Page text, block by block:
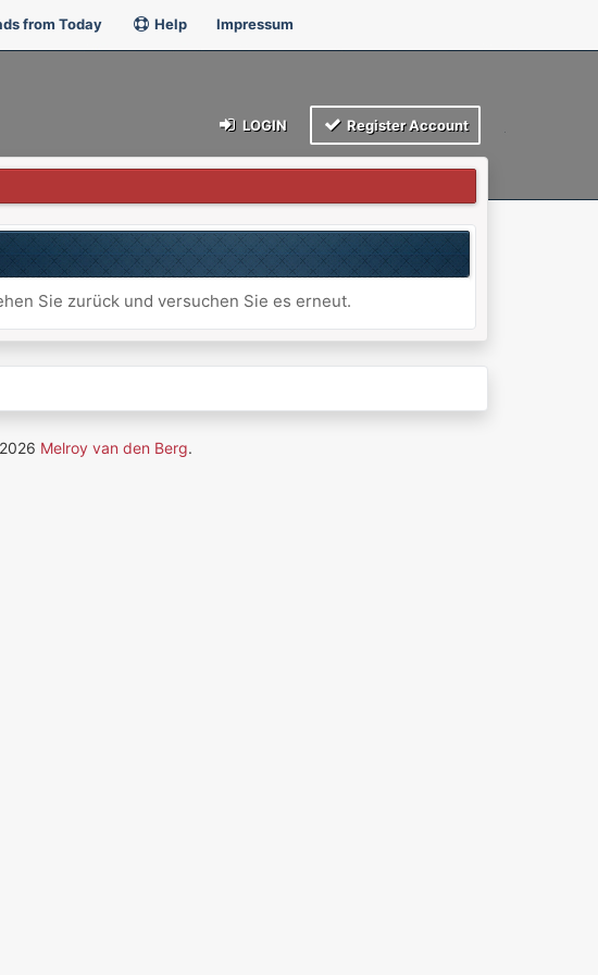
from Today Help Impressum
LOGIN Register Account
Sie zurück und versuchen Sie es erneut.
Melroy van den Berg.